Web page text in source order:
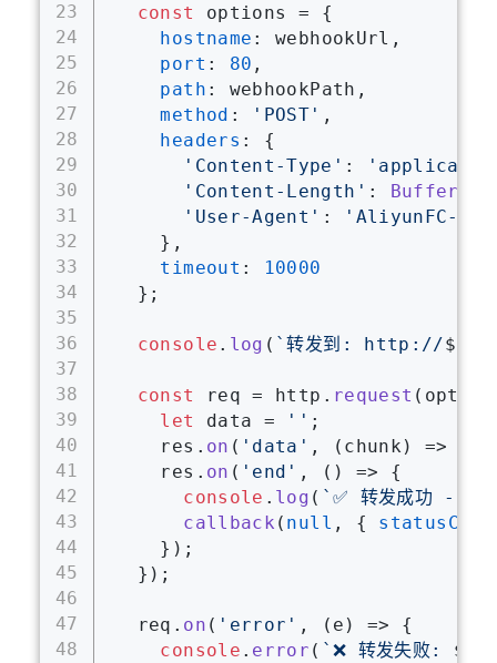
23
24
25
26
27
28
29
30
31
32
33
34
35
36
37
38
39
40
41
42
43
44
45
46
47
48
const
options = {
hostname : webhookUrl,
port : 80 ,
path : webhookPath,
method : 'POST' ,
headers : {
'Content-Type' :
'Content-Length' : Buffer
'User-Agent' :
'AliyunFC-
    },
timeout :
10000
  };
console . log ( `转发到: http://
const req = http. request
let
data = '' ;
    res.
on ( 'data' , ( chunk ) =>
    res.
on ( 'end' , () => {
console . log ( `✅ 转发成功 - 状
callback ( null , { statusCode
    });
  });
  req.
on ( 'error' , ( e ) => {
console . error ( `❌ 转发失败: